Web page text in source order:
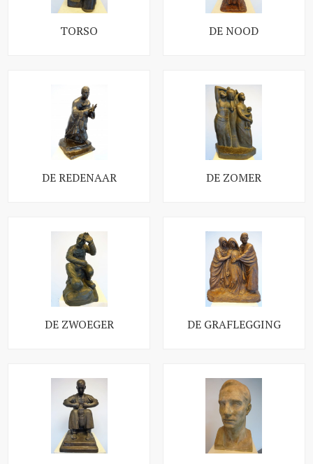
TORSO DE NOOD
DE REDENAAR DE ZOMER
DE ZWOEGER DE GRAFLEGGING